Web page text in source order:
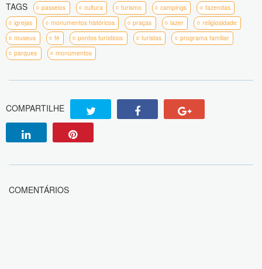
TAGS passeios cultura turismo campings
fazendas
igrejas
monumentos históricos praças lazer
religiosidade
museus
fé pontos turísticos turistas
programa familiar
parques
monumentos
COMPARTILHE
COMENTÁRIOS